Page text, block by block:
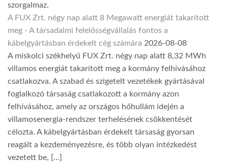
szorgalmaz.
A FUX Zrt. négy nap alatt 8 Megawatt energiát takarított
meg - A társadalmi felelősségvállalás fontos a
kábelgyártásban érdekelt cég számára 2026-08-08
A miskolci székhelyű FUX Zrt. négy nap alatt 8,32 MWh
villamos energiát takarított meg a kormány felhívásához
csatlakozva. A szabad és szigetelt vezetékek gyártásával
foglalkozó társaság csatlakozott a kormány azon
felhívásához, amely az országos hőhullám idején a
villamosenergia-rendszer terhelésének csökkentését
célozta. A kábelgyártásban érdekelt társaság gyorsan
reagált a kezdeményezésre, és több olyan intézkedést
vezetett be, […]